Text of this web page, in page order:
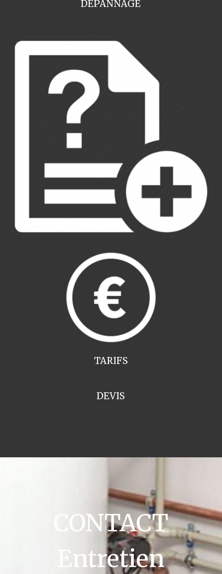
DEPANNAGE
TARIFS
DEVIS
CONTACT
Entretien